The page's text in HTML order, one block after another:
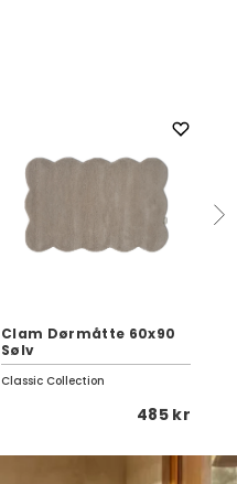
Clam Dørmåtte 60x90
Sølv
Classic Collection
485 kr